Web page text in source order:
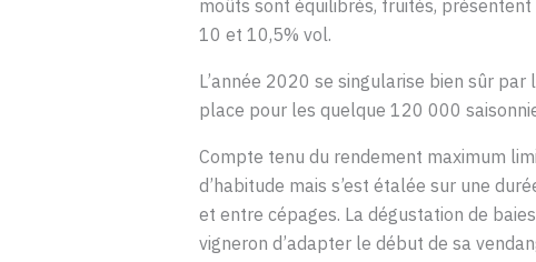
moûts sont équilibrés, fruités,
10 et 10,5% vol.
L’année 2020 se singularise bien sûr
place pour les quelque 120 000
Compte tenu du rendement maximum
d’habitude mais s’est étalée sur une
et entre cépages. La dégustation de
vigneron d’adapter le début de sa